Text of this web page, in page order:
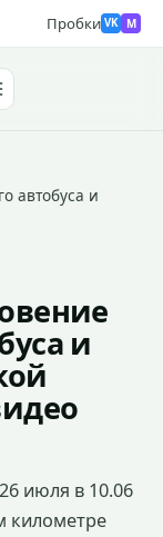
Пробки VK M
автобуса и
и
июля в 10.06
километре